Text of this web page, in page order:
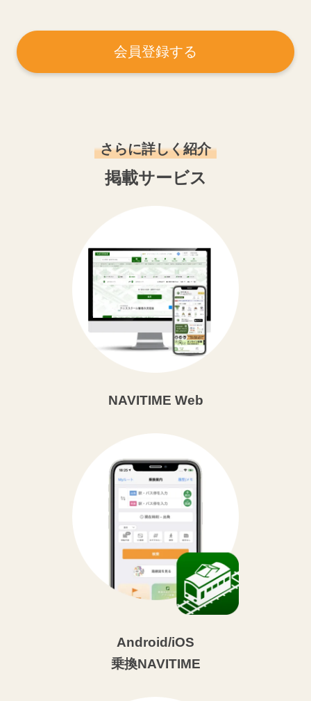
会員登録する
さらに詳しく紹介
掲載サービス
NAVITIME Web
Android/iOS
乗換NAVITIME